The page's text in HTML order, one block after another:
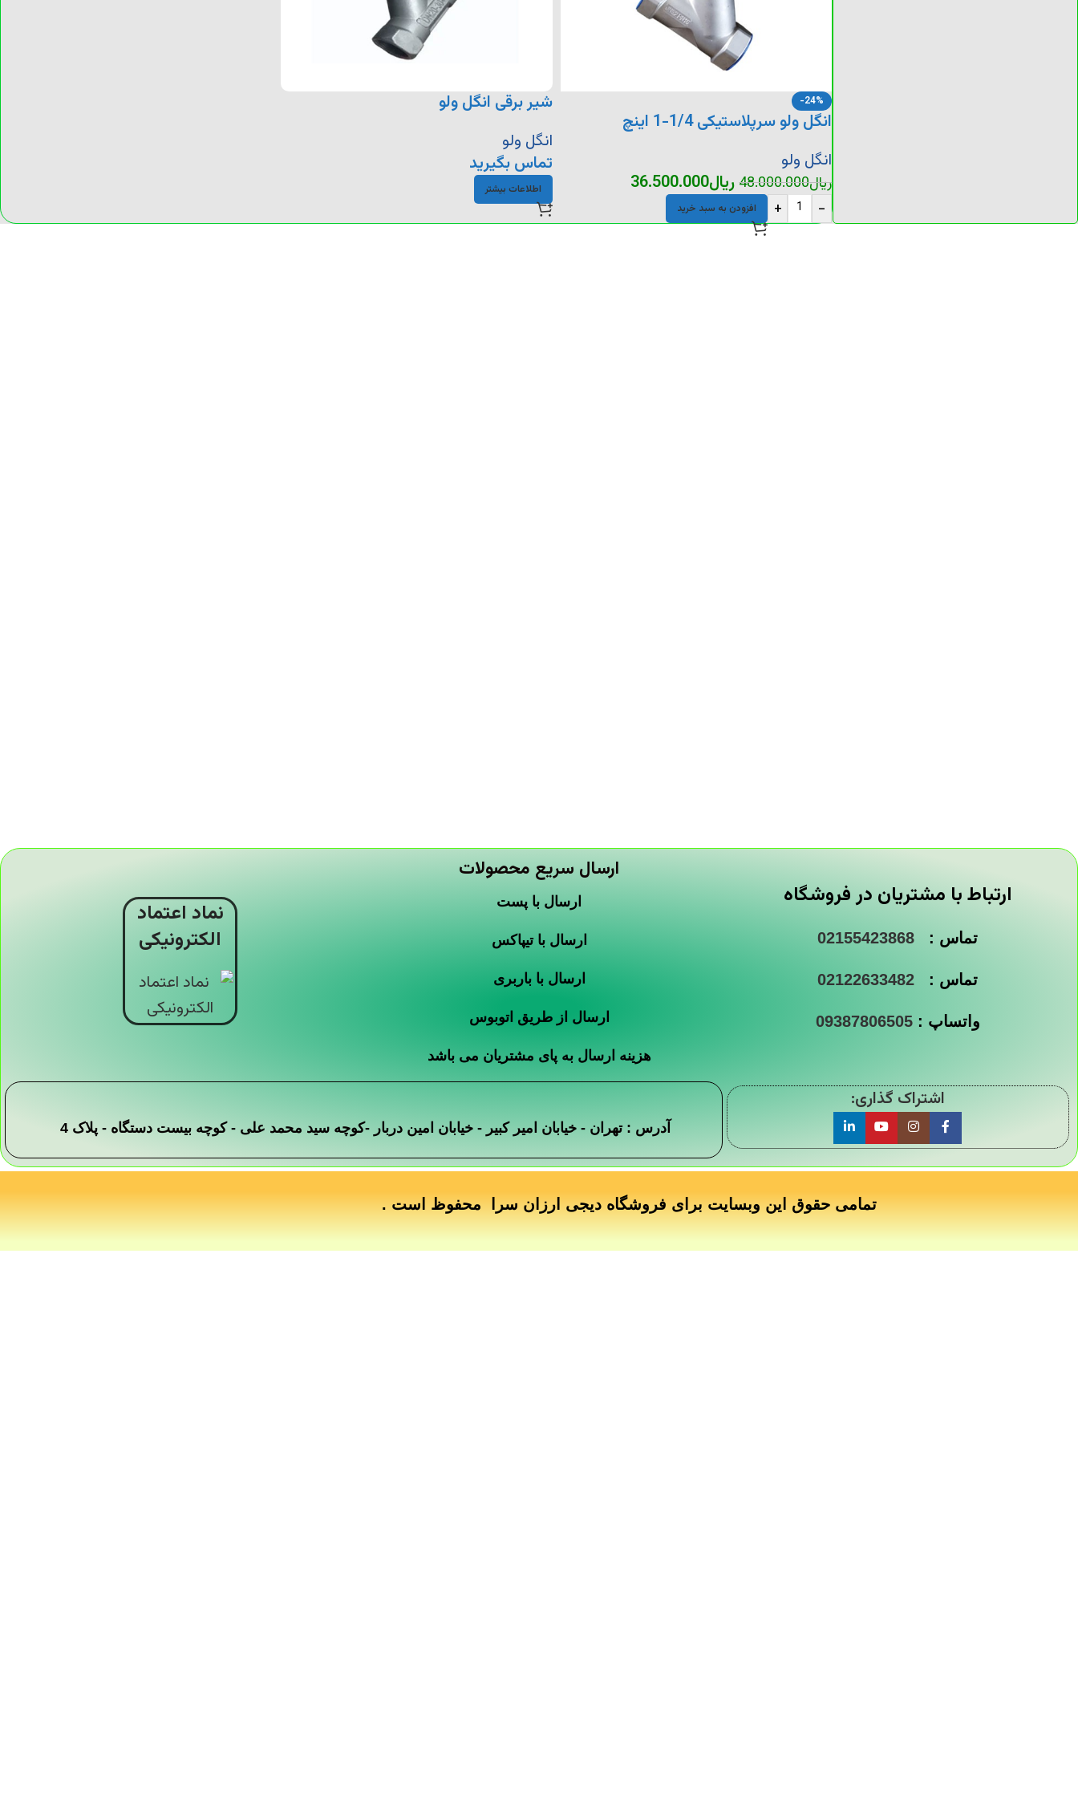
-24%
انگل ولو سرپلاستیکی 1/4-1 اینچ
انگل ولو
ریال48.000.000ریال36.500.000
-
+ افزودن به سبد خرید
شیر برقی انگل ولو
انگل ولو
تماس بگیرید
اطلاعات بیشتر
ارتباط با مشتریان در فروشگاه
تماس : 02155423868
تماس : 02122633482
واتساپ :09387806505
ارسال سریع محصولات
ارسال با پست
ارسال با تیپاکس
ارسال با باربری
ارسال از طریق اتوبوس
هزینه ارسال به پای مشتریان می باشد
نماد اعتماد
الکترونیکی
اشتراک گذاری:
آدرس : تهران - خیابان امیر کبیر - خیابان امین دربار -کوچه سید محمد علی - کوچه بیست دستگاه - پلاک 4
تمامی حقوق این وبسایت برای فروشگاه دیجی ارزان سرا محفوظ است .